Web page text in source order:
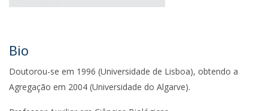
Bio
Doutorou-se em 1996 (Universidade de Lisboa), obtendo a
Agregação em 2004 (Universidade do Algarve).